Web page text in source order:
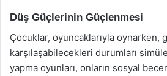
Düş Güçlerinin Güçlenmesi
Çocuklar, oyuncaklarıyla oynarken,
karşılaşabilecekleri durumları
yapma oyunları, onların sosyal